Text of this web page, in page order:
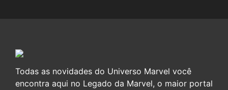
Todas as novidades do Universo Marvel você
encontra aqui no Legado da Marvel, o maior portal